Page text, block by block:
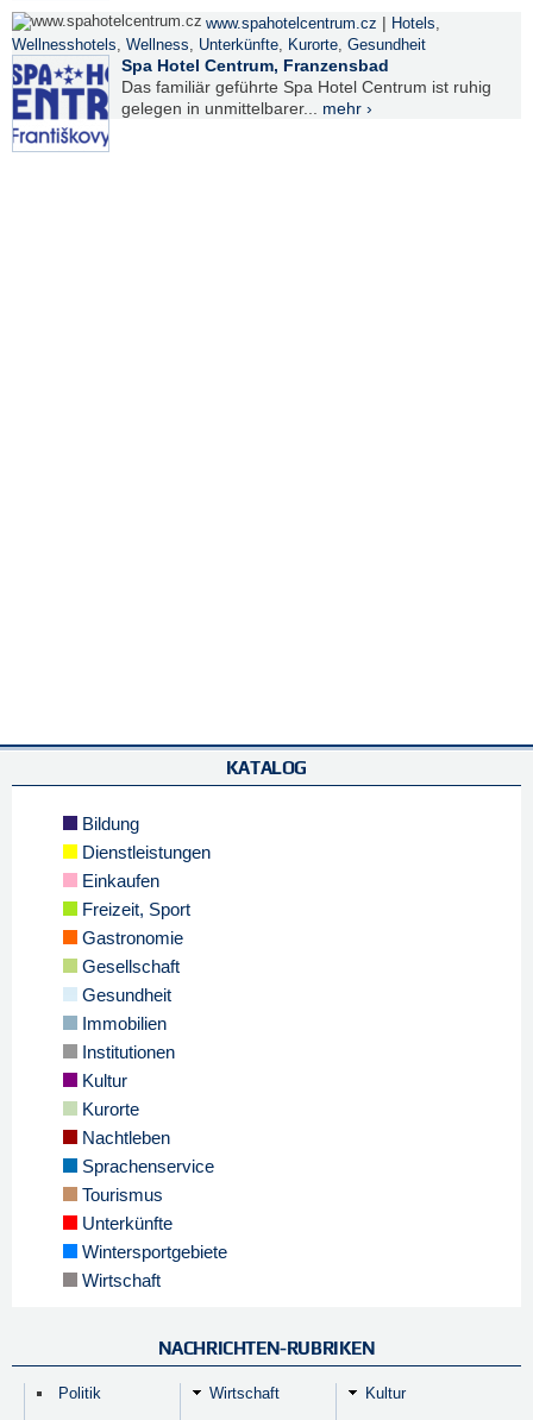
www.spahotelcentrum.cz | Hotels,
Wellnesshotels, Wellness, Unterkünfte, Kurorte, Gesundheit
Spa Hotel Centrum, Franzensbad
Das familiär geführte Spa Hotel Centrum ist ruhig
gelegen in unmittelbarer... mehr ›
KATALOG
Bildung
Dienstleistungen
Einkaufen
Freizeit, Sport
Gastronomie
Gesellschaft
Gesundheit
Immobilien
Institutionen
Kultur
Kurorte
Nachtleben
Sprachenservice
Tourismus
Unterkünfte
Wintersportgebiete
Wirtschaft
NACHRICHTEN-RUBRIKEN
Politik Wirtschaft Kultur